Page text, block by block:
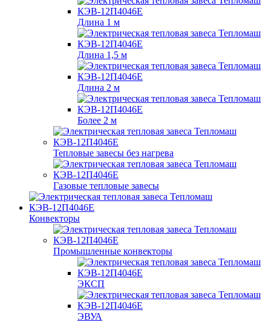
Длина 1 м
Длина 1,5 м
Длина 2 м
Более 2 м
Тепловые завесы без нагрева
Газовые тепловые завесы
Конвекторы
Промышленные конвекторы
ЭКСП
ЭВУА